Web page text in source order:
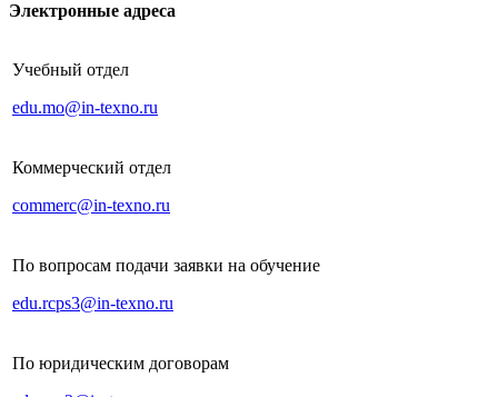
Электронные адреса
Учебный отдел
edu.mo@in-texno.ru
Коммерческий отдел
commerc@in-texno.ru
По вопросам подачи заявки на обучение
edu.rcps3@in-texno.ru
По юридическим договорам